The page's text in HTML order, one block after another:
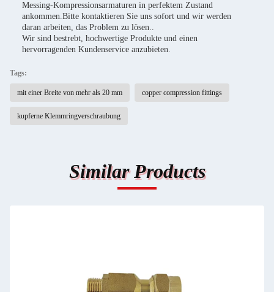
Messing-Kompressionsarmaturen in perfektem Zustand
ankommen.Bitte kontaktieren Sie uns sofort und wir werden
daran arbeiten, das Problem zu lösen..
Wir sind bestrebt, hochwertige Produkte und einen
hervorragenden Kundenservice anzubieten.
Tags:
mit einer Breite von mehr als 20 mm copper compression fittings
kupferne Klemmringverschraubung
Similar Products